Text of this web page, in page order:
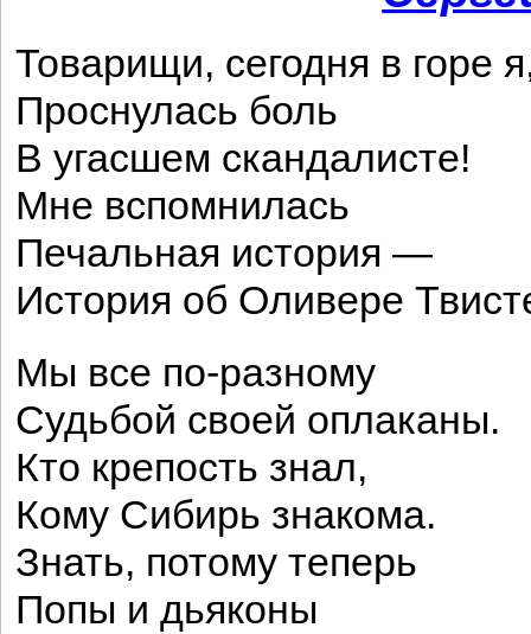
Товарищи, сегодня в горе
Проснулась боль
В угасшем скандалисте!
Мне вспомнилась
Печальная история —
История об Оливере
Мы все по-разному
Судьбой своей оплаканы.
Кто крепость знал,
Кому Сибирь знакома.
Знать, потому теперь
Попы и дьяконы